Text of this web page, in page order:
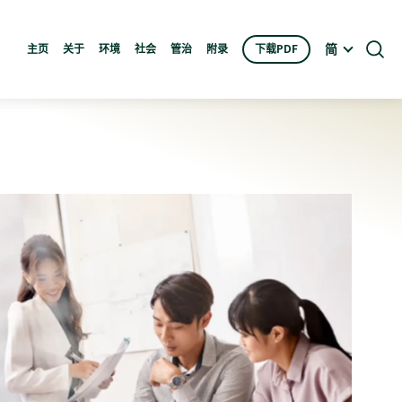
主页 关于 环境 社会 管治 附录 下载PDF 简